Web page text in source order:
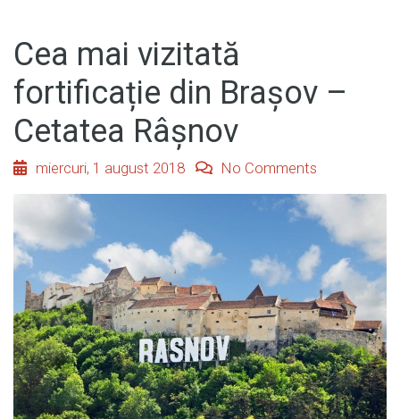
Cea mai vizitată
fortificație din Brașov –
Cetatea Râșnov
miercuri, 1 august 2018 No Comments